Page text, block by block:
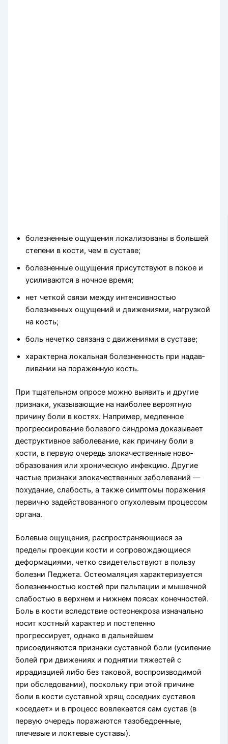
болезненные ощущения локализованы в большей
степени в кости, чем в суставе;
болезненные ощущения присутствуют в покое и
усиливаются в ноч­ное время;
нет четкой связи между интенсивностью
болезненных ощущений и движениями, нагрузкой
на кость;
боль нечетко связана с движениями в суставе;
характерна локальная болезненность при надав­
ливании на пораженную кость.
При тщательном опросе можно выявить и другие
признаки, указывающие на наиболее вероятную
причину боли в костях. Например, медленное
прогрессирование болевого синдрома доказывает
деструктивное забо­левание, как причину боли в
кости, в первую очередь злокачественные ново­
образования или хроническую инфекцию. Другие
частые признаки злокачественных заболеваний —
похудание, слабость, а также симптомы поражения
первично задействованного опухолевым процес­сом
органа.
Болевые ощущения, распространяющиеся за
пределы проек­ции кости и сопровождающиеся
деформациями, четко свидетельствуют в пользу
болезни Педжета. Остеомаляция характеризуется
болезненностью костей при пальпации и мышечной
слабостью в верхнем и нижнем поясах конечностей.
Боль в кости вследствие остеонекроза изначально
носит кост­ный характер и постепенно
прогрессирует, однако в дальнейшем
присоединяются признаки суставной боли (усиление
болей при движениях и под­нятии тяжестей с
иррадиацией либо без таковой, воспроизводимой
при обследовании), поскольку при этой причине
боли в кости суставной хрящ соседних суставов
«оседает» и в процесс вовлекается сам сустав (в
первую оче­редь поражаются тазобедренные,
плечевые и лок­тевые суставы).